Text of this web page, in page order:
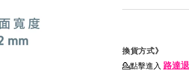
換貨方式》
💁點擊進入 路達